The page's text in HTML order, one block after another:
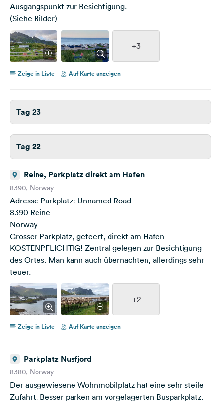
Ausgangspunkt zur Besichtigung.
(Siehe Bilder)
+3
Zeige in Liste Auf Karte anzeigen
Tag 23
Tag 22
Reine, Parkplatz direkt am Hafen
8390, Norway
Adresse Parkplatz: Unnamed Road
8390 Reine
Norway
Grosser Parkplatz, geteert, direkt am Hafen-
KOSTENPFLICHTIG! Zentral gelegen zur Besichtigung
des Ortes. Man kann auch übernachten, allerdings sehr
teuer.
+2
Zeige in Liste Auf Karte anzeigen
Parkplatz Nusfjord
8380, Norway
Der ausgewiesene Wohnmobilplatz hat eine sehr steile
Zufahrt. Besser parken am vorgelagerten Busparkplatz.